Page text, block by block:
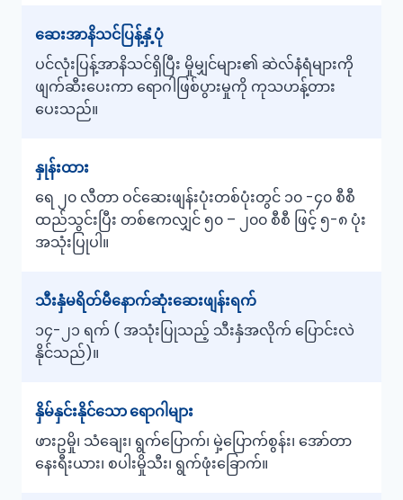
ဆေးအာနိသင်ပြန့်နှံ့ပုံ
ပင်လုံးပြန့်အာနိသင်ရှိပြီး မှိုမျှင်များ၏ ဆဲလ်နံရံများကို
ဖျက်ဆီးပေးကာ ရောဂါဖြစ်ပွားမှုကို ကုသဟန့်တား
ပေးသည်။
နှုန်းထား
ရေ ၂၀ လီတာ ဝင်ဆေးဖျန်းပုံးတစ်ပုံးတွင် ၁၀ -၄၀ စီစီ
ထည်သွင်းပြီး တစ်ဧကလျှင် ၅၀ – ၂၀၀ စီစီ ဖြင့် ၅-၈ ပုံး
အသုံးပြုပါ။
သီးနှံမရိတ်မီနောက်ဆုံးဆေးဖျန်းရက်
၁၄-၂၁ ရက် ( အသုံးပြုသည့် သီးနှံအလိုက် ပြောင်းလဲ
နိုင်သည်)။
နှိမ်နှင်းနိုင်သော ရောဂါများ
ဖားဥမှို၊ သံချေး၊ ရွက်ပြောက်၊ မှဲ့ပြောက်စွန်း၊ အော်တာ
နေးရီးယား၊ စပါးမှိုသီး၊ ရွက်ဖုံးခြောက်။